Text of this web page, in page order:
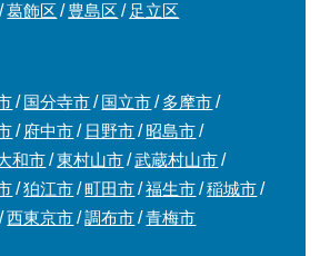
葛飾区 豊島区 足立区
国分寺市 国立市
多摩市
府中市 日野市
昭島市
和市 東村山市
武蔵村山市
狛江市 町田市 福生市
稲城市
西東京市 調布市 青梅市